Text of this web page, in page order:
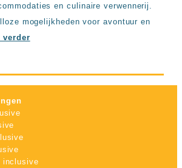
en culinaire verwennerij.
mogelijkheden voor avontuur en
verder
inclusive